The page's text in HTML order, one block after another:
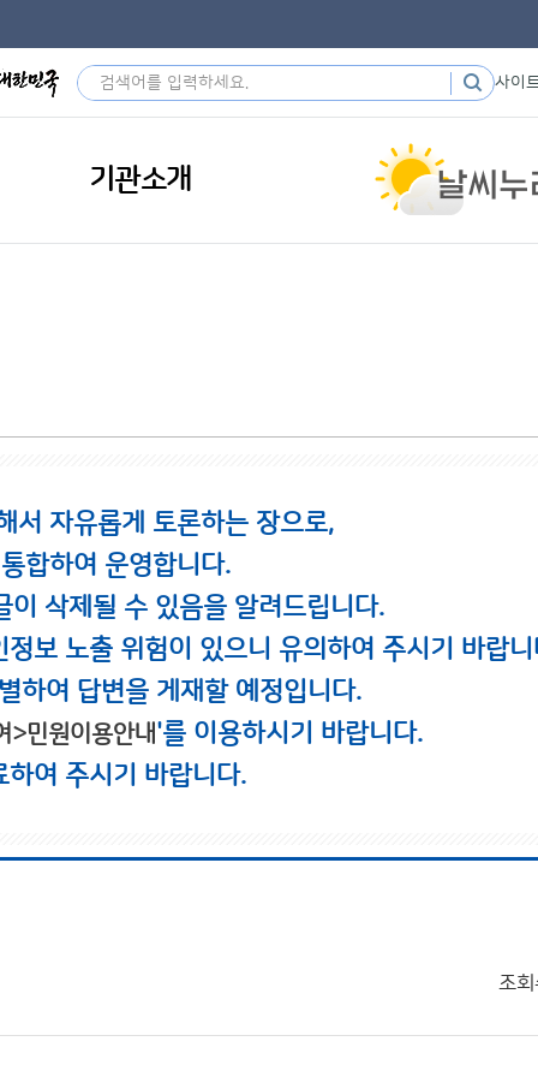
사이
기관소개
서 자유롭게 토론하는 장으로,
합하여 운영합니다.
삭제될 수 있음을 알려드립니다.
보 노출 위험이 있으니 유의하여 주시기 바랍니
하여 답변을 게재할 예정입니다.
>민원이용안내'를 이용하시기 바랍니다.
여 주시기 바랍니다.
조회